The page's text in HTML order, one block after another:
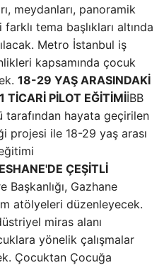
meydanları, panoramik
tema başlıkları altında
Metro İstanbul iş
kapsamında çocuk
18-29 YAŞ ARASINDAKİ
TİCARİ PİLOT EĞİTİMİİBB
hayata geçirilen
projesi ile 18-29 yaş arası
ÇEŞİTLİ
Başkanlığı, Gazhane
atölyeleri düzenleyecek.
miras alanı
yönelik çalışmalar
Çocuktan Çocuğa